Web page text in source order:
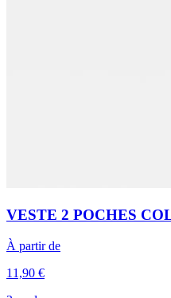
VESTE 2 POCHES
À partir de
11,90 €